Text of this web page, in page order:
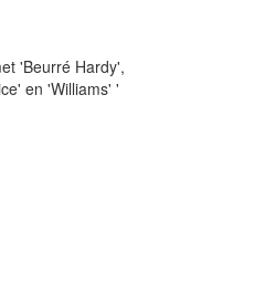
'Beurré Hardy',
en 'Williams' '